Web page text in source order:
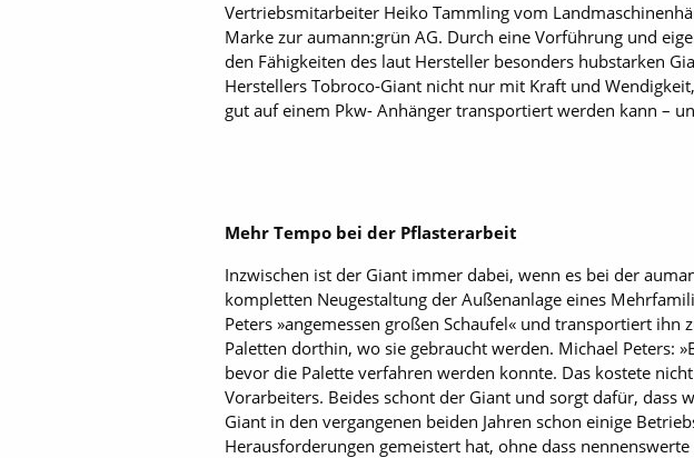
Vertriebsmitarbeiter ­Heiko Tammling vom
Marke zur aumann:grün AG. Durch eine Vorführung und
den Fähigkeiten des laut Hersteller besonders hubstarken
Herstellers Tobroco-Giant nicht nur mit Kraft und
gut auf einem Pkw- Anhänger transportiert werden kann –
Mehr Tempo bei der Pflasterarbeit
Inzwischen ist der Giant immer dabei, wenn es bei der
kompletten Neugestaltung der Außenanlage eines
Peters »angemessen großen Schaufel« und transportiert
Paletten dorthin, wo sie gebraucht werden. Michael Peters:
bevor die Palette verfahren werden konnte. Das kostete
Vorarbeiters. Beides schont der Giant und sorgt dafür, dass
Giant in den vergangenen beiden Jahren schon einige
Herausforderungen gemeistert hat, ohne dass